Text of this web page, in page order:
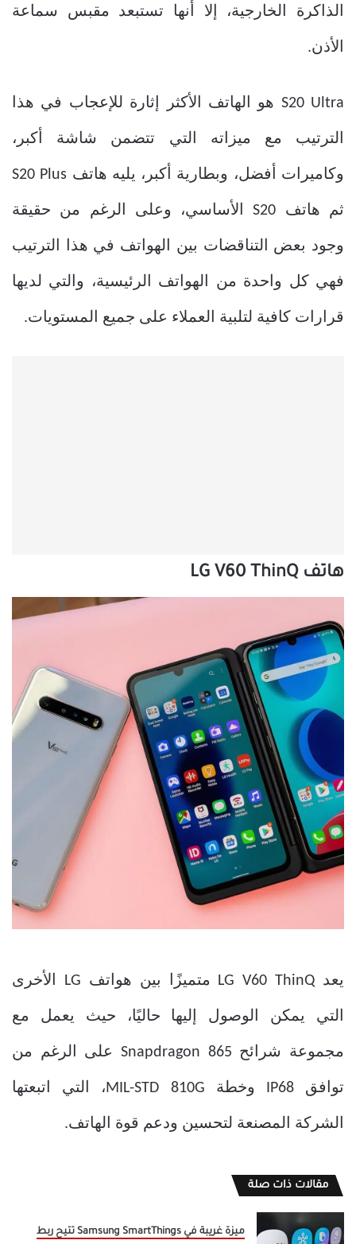
الذاكرة الخارجية، إلا أنها تستبعد مقبس سماعة
الأذن.
S20 Ultra هو الهاتف الأكثر إثارة للإعجاب في هذا
الترتيب مع ميزاته التي تتضمن شاشة أكبر،
وكاميرات أفضل، وبطارية أكبر، يليه هاتف S20 Plus
ثم هاتف S20 الأساسي، وعلى الرغم من حقيقة
وجود بعض التناقضات بين الهواتف في هذا الترتيب
فهي كل واحدة من الهواتف الرئيسية، والتي لديها
قرارات كافية لتلبية العملاء على جميع المستويات.
هاتف LG V60 ThinQ
يعد LG V60 ThinQ متميزًا بين هواتف LG الأخرى
التي يمكن الوصول إليها حاليًا، حيث يعمل مع
مجموعة شرائح Snapdragon 865 على الرغم من
توافق IP68 وخطة MIL-STD 810G، التي اتبعتها
الشركة المصنعة لتحسين ودعم قوة الهاتف.
مقالات ذات صلة
ميزة غريبة في Samsung SmartThings تتيح ربط